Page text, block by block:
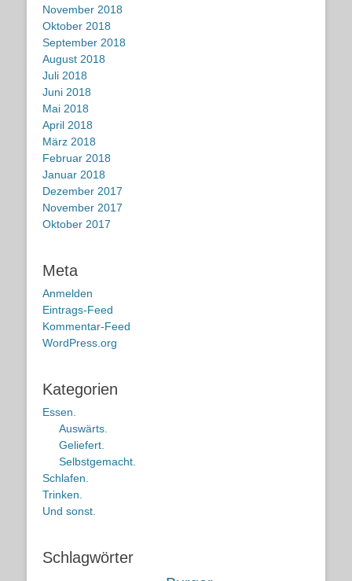
November 2018
Oktober 2018
September 2018
August 2018
Juli 2018
Juni 2018
Mai 2018
April 2018
März 2018
Februar 2018
Januar 2018
Dezember 2017
November 2017
Oktober 2017
Meta
Anmelden
Eintrags-Feed
Kommentar-Feed
WordPress.org
Kategorien
Essen.
Auswärts.
Geliefert.
Selbstgemacht.
Schlafen.
Trinken.
Und sonst.
Schlagwörter